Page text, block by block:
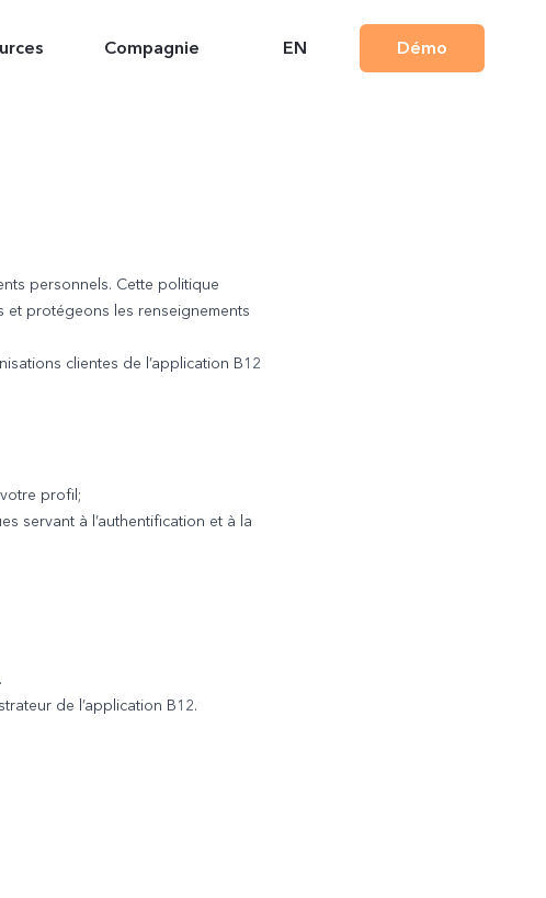
Compagnie EN Démo
personnels. Cette politique
et protégeons les renseignements
clientes de l’application B12
profil;
servant à l’authentification et à la
de l’application B12.